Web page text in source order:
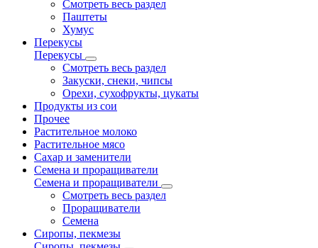
Смотреть весь раздел
Паштеты
Хумус
Перекусы
Перекусы
Смотреть весь раздел
Закуски, снеки, чипсы
Орехи, сухофрукты, цукаты
Продукты из сои
Прочее
Растительное молоко
Растительное мясо
Сахар и заменители
Семена и проращиватели
Семена и проращиватели
Смотреть весь раздел
Проращиватели
Семена
Сиропы, пекмезы